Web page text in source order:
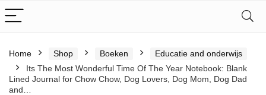
Home Shop Boeken
Educatie and onderwijs
Its The Most Wonderful Time Of The Year Notebook: Blank
Lined Journal for Chow Chow, Dog Lovers, Dog Mom, Dog Dad
and…